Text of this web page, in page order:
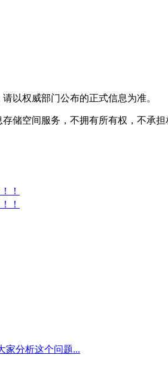
以权威部门公布的正式信息为准。
储空间服务，不拥有所有权，不承
！
！
家分析这个问题...